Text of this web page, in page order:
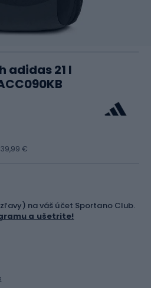
adidas 21 l
€
na váš účet Sportano Club.
a ušetrite!